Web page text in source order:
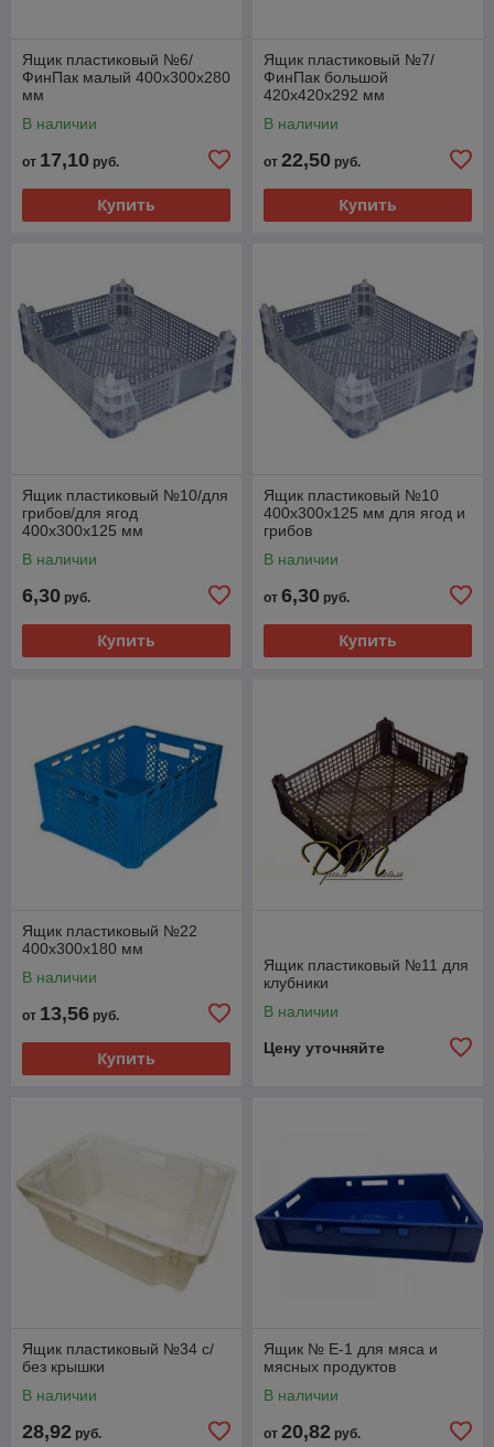
Ящик пластиковый №6/
ФинПак малый 400х300х280
мм
В наличии
от 17,10 руб.
Купить
Ящик пластиковый №7/
ФинПак большой
420х420х292 мм
В наличии
от 22,50 руб.
Купить
Ящик пластиковый №10/для
грибов/для ягод
400х300х125 мм
В наличии
6,30 руб.
Купить
Ящик пластиковый №10
400х300х125 мм для ягод и
грибов
В наличии
от 6,30 руб.
Купить
Ящик пластиковый №22
400х300х180 мм
В наличии
от 13,56 руб.
Купить
Ящик пластиковый №11 для
клубники
В наличии
Цену уточняйте
Ящик пластиковый №34 с/
без крышки
В наличии
28,92 руб.
Ящик № Е-1 для мяса и
мясных продуктов
В наличии
от 20,82 руб.